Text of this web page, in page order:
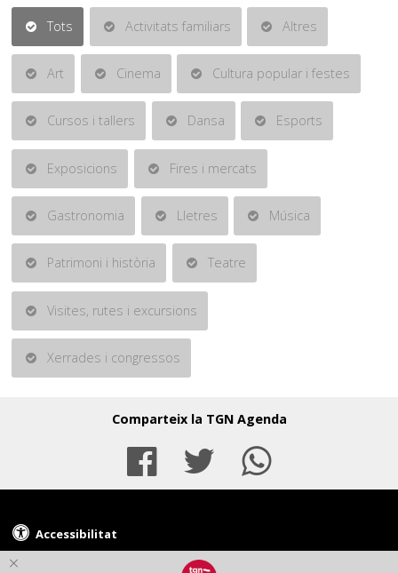
Tots Activitats familiars Altres
Art Cinema Cultura popular i festes
Cursos i tallers Dansa Esports
Exposicions Fires i mercats
Gastronomia Lletres Música
Patrimoni i història Teatre
Visites, rutes i excursions
Xerrades i congressos
Comparteix la TGN Agenda
Facebook
Twitter
Accessibilitat
© Ajuntament de Tarragona - Plaça de la Font, 1